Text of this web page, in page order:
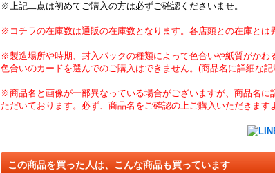
※上記二点は初めてご購入の方は必ずご確認くださいませ。
※コチラの在庫数は通販の在庫数となります。各店頭との在庫とは
※製造場所や時期、封入パックの種類によって色合いや紙質がか
色合いのカードを選んでのご購入はできません。(商品名に詳細な
※商品名と画像が一部異なっている場合がございますが、商品名
ただいております。必ず、商品名をご確認の上ご購入いただきます
この商品を買った人は、こんな商品も買っています